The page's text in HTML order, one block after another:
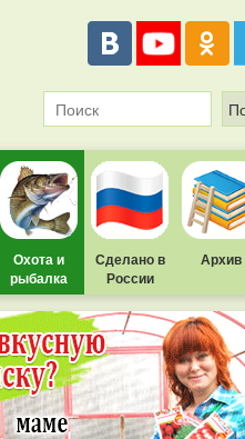
Охота и
рыбалка
Сделано в
России
Архив